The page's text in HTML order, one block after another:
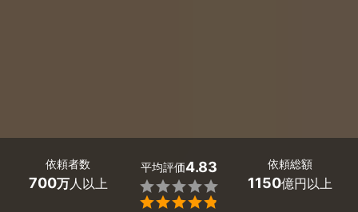
依頼者数
700万人以上
平均評価4.83


依頼総額
1150億円以上